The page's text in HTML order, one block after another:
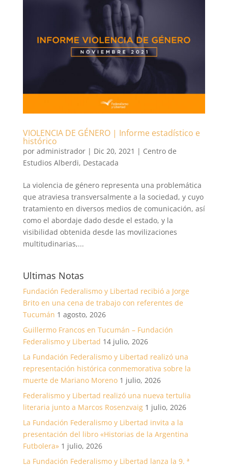
VIOLENCIA DE GÉNERO | Informe estadístico e
histórico
por administrador| Dic 20, 2021 | Centro de
Estudios Alberdi, Destacada
La violencia de género representa una problemática
que atraviesa transversalmente a la sociedad, y cuyo
tratamiento en diversos medios de comunicación, así
como el abordaje dado desde el estado, y la
visibilidad obtenida desde las movilizaciones
multitudinarias,...
Ultimas Notas
Fundación Federalismo y Libertad recibió a Jorge
Brito en una cena de trabajo con referentes de
Tucumán 1 agosto, 2026
Guillermo Francos en Tucumán – Fundación
Federalismo y Libertad 14 julio, 2026
La Fundación Federalismo y Libertad realizó una
representación histórica conmemorativa sobre la
muerte de Mariano Moreno 1 julio, 2026
Federalismo y Libertad realizó una nueva tertulia
literaria junto a Marcos Rosenzvaig 1 julio, 2026
La Fundación Federalismo y Libertad invita a la
presentación del libro «Historias de la Argentina
Futbolera» 1 julio, 2026
La Fundación Federalismo y Libertad lanza la 9. ª